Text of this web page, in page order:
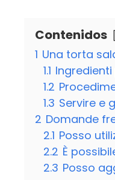
Contenidos
1 Una torta
1.1
1.2
1.3 Servire e
2 Domande
2.1 Posso
2.2 È
2.3 Posso